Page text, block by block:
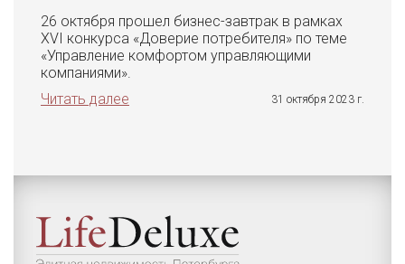
26 октября прошел бизнес-завтрак в рамках
XVI конкурса «Доверие потребителя» по теме
«Управление комфортом управляющими
компаниями».
Читать далее
31 октября 2023 г.